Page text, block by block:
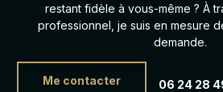
restant fidèle à vous-même ? À
professionnel, je suis en mesure
demande.
Me contacter 06 24 28